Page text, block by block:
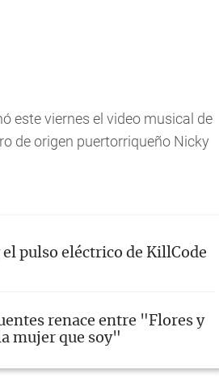
este viernes el video musical de
de origen puertorriqueño Nicky
pulso eléctrico de KillCode
renace entre "Flores y
mujer que soy"